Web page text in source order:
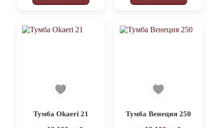
Тумба Okaeri 21 Тумба Венеция 250